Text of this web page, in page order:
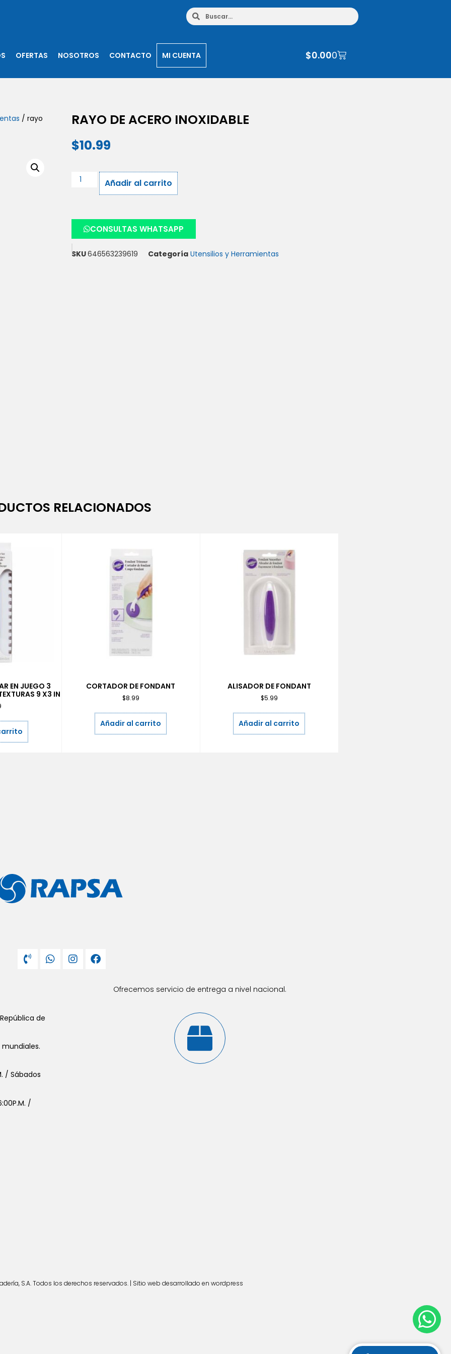
OFERTAS NOSOTROS CONTACTO MI CUENTA $0.000
/ rayo
RAYO DE ACERO INOXIDABLE
$10.99
Añadir al carrito
CONSULTAS WHATSAPP
SKU646563239619 Categoría Utensilios y Herramientas
RELACIONADOS
EN JUEGO 3
9 X3 IN
CORTADOR DE FONDANT
$8.99
Añadir al carrito
ALISADOR DE FONDANT
$5.99
Añadir al carrito
de
/ Sábados
/
Ofrecemos servicio de entrega a nivel nacional.
S.A. Todos los derechos reservados. | Sitio web desarrollado en wordpress